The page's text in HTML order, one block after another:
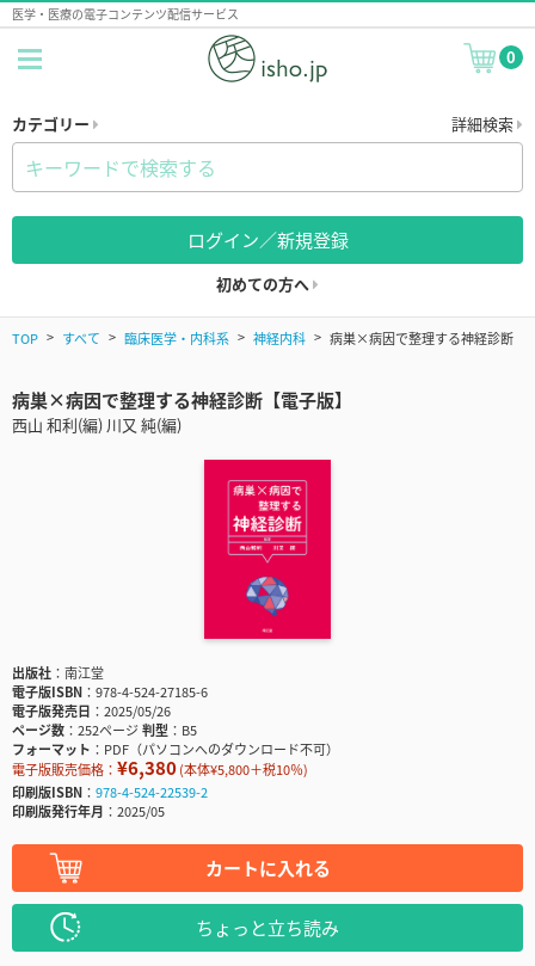
医学・医療の電子コンテンツ配信サービス
0
カテゴリー 詳細検索
ログイン／新規登録
初めての方へ
TOP すべて 臨床医学・内科系 神経内科 病巣×病因で整理する神経診断
病巣×病因で整理する神経診断【電子版】
西山 和利(編) 川又 純(編)
出版社
南江堂
電子版ISBN
978-4-524-27185-6
電子版発売日
2025/05/26
ページ数
252ページ判型
B5
フォーマット
PDF（パソコンへのダウンロード不可）
電子版販売価格： ¥6,380(本体¥5,800＋税10％)
印刷版ISBN
978-4-524-22539-2
印刷版発行年月
2025/05
カートに入れる
ちょっと立ち読み